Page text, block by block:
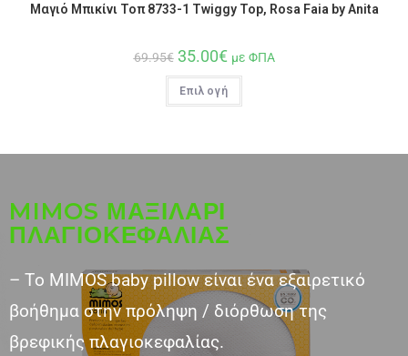
Μαγιό Μπικίνι Τοπ 8733-1 Twiggy Top, Rosa Faia by Anita
69.95€ 35.00€ με ΦΠΑ
Επιλογή
MIMOS ΜΑΞΙΛΑΡΙ
ΠΛΑΓΙΟΚΕΦΑΛΙΑΣ
– Tο MIMOS baby pillow είναι ένα εξαιρετικό
βοήθημα στην πρόληψη / διόρθωση της
βρεφικής πλαγιοκεφαλίας.